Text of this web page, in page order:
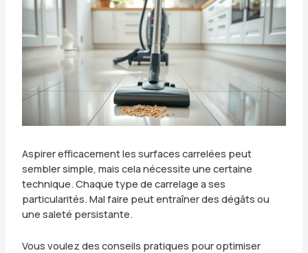
Aspirer efficacement les surfaces carrelées peut
sembler simple, mais cela nécessite une certaine
technique. Chaque type de carrelage a ses
particularités. Mal faire peut entraîner des dégâts ou
une saleté persistante.
Vous voulez des conseils pratiques pour optimiser